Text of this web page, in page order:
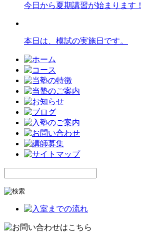
今日から夏期講習が始まります！
本日は、模試の実施日です。